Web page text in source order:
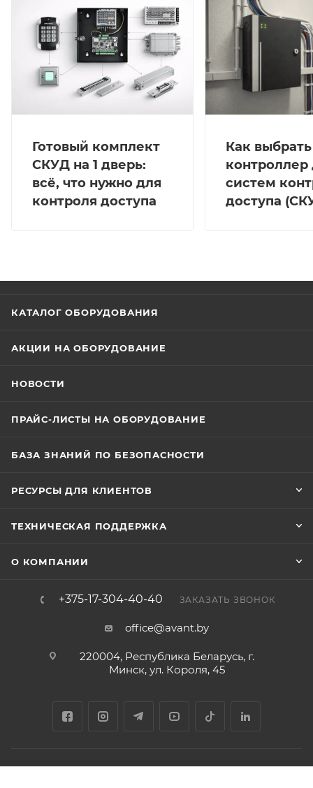
Готовый комплект
СКУД на 1 дверь:
всё, что нужно для
контроля доступа
Как выбрать
контроллер
систем
доступа
КАТАЛОГ ОБОРУДОВАНИЯ
АКЦИИ НА ОБОРУДОВАНИЕ
НОВОСТИ
ПРАЙС-ЛИСТЫ НА ОБОРУДОВАНИЕ
БАЗА ЗНАНИЙ ПО БЕЗОПАСНОСТИ
РЕСУРСЫ ДЛЯ КЛИЕНТОВ
ТЕХНИЧЕСКАЯ ПОДДЕРЖКА
О КОМПАНИИ
+375-17-304-40-40 ЗАКАЗАТЬ ЗВОНОК
office@avant.by
220004, Республика Беларусь, г.
Минск, ул. Короля, 45